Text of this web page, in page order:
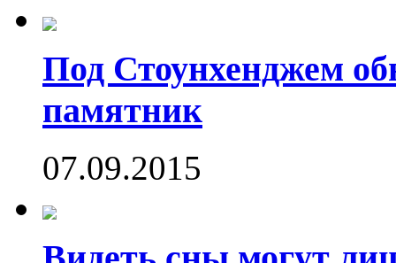
Под Стоунхенджем
памятник
07.09.2015